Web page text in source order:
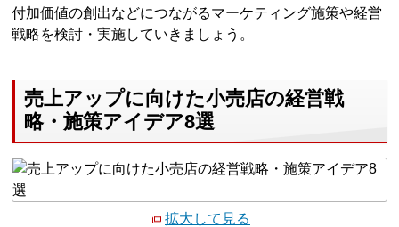
付加価値の創出などにつながるマーケティング施策や経営
戦略を検討・実施していきましょう。
売上アップに向けた小売店の経営戦
略・施策アイデア8選
拡大して見る